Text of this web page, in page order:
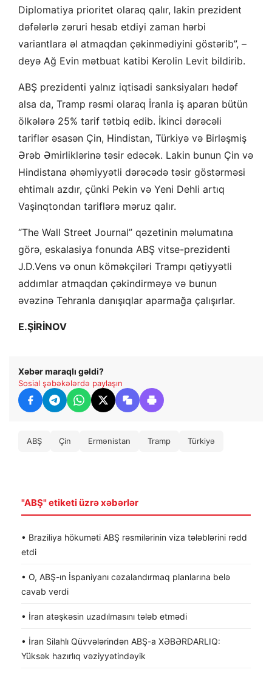
Diplomatiya prioritet olaraq qalır, lakin prezident
dəfələrlə zəruri hesab etdiyi zaman hərbi
variantlara əl atmaqdan çəkinmədiyini göstərib”, –
deyə Ağ Evin mətbuat katibi Kerolin Levit bildirib.
ABŞ prezidenti yalnız iqtisadi sanksiyaları hədəf
alsa da, Tramp rəsmi olaraq İranla iş aparan bütün
ölkələrə 25% tarif tətbiq edib. İkinci dərəcəli
tariflər əsasən Çin, Hindistan, Türkiyə və Birləşmiş
Ərəb Əmirliklərinə təsir edəcək. Lakin bunun Çin və
Hindistana əhəmiyyətli dərəcədə təsir göstərməsi
ehtimalı azdır, çünki Pekin və Yeni Dehli artıq
Vaşinqtondan tariflərə məruz qalır.
“The Wall Street Journal” qəzetinin məlumatına
görə, eskalasiya fonunda ABŞ vitse-prezidenti
J.D.Vens və onun köməkçiləri Trampı qətiyyətli
addımlar atmaqdan çəkindirməyə və bunun
əvəzinə Tehranla danışıqlar aparmağa çalışırlar.
E.ŞİRİNOV
Xəbər maraqlı gəldi?
Sosial şəbəkələrdə paylaşın
ABŞ Çin Ermənistan Tramp Türkiyə
"ABŞ" etiketi üzrə xəbərlər
• Braziliya hökuməti ABŞ rəsmilərinin viza tələblərini rədd
etdi
• O, ABŞ-ın İspaniyanı cəzalandırmaq planlarına belə
cavab verdi
• İran atəşkəsin uzadılmasını tələb etmədi
• İran Silahlı Qüvvələrindən ABŞ-a XƏBƏRDARLIQ:
Yüksək hazırlıq vəziyyətindəyik